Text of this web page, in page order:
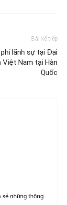
Bài kế tiếp
lãnh sự tại Đại
Việt Nam tại Hàn
Quốc
những thông